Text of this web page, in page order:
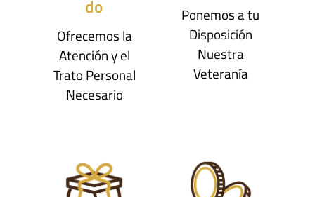
do
Ofrecemos la
Atención y el
Trato Personal
Necesario
Ponemos a tu
Disposición
Nuestra
Veteranía